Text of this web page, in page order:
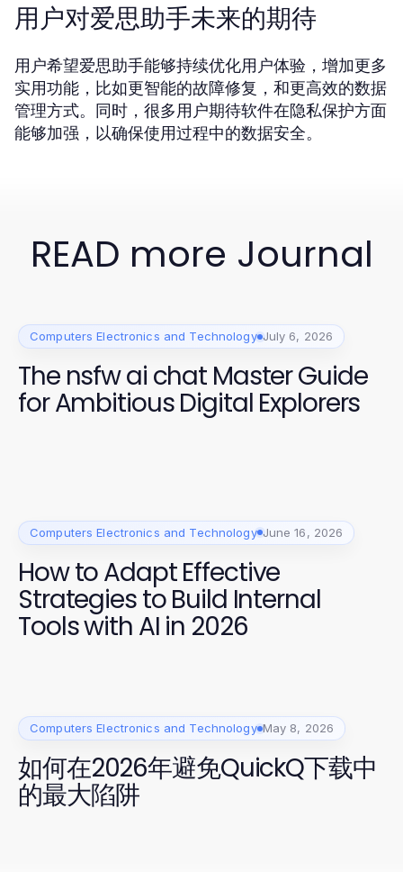
用户对爱思助手未来的期待
用户希望爱思助手能够持续优化用户体验，增加更多
实用功能，比如更智能的故障修复，和更高效的数据
管理方式。同时，很多用户期待软件在隐私保护方面
能够加强，以确保使用过程中的数据安全。
READ more Journal
Computers Electronics and Technology July 6, 2026
The nsfw ai chat Master Guide
for Ambitious Digital Explorers
Computers Electronics and Technology June 16, 2026
How to Adapt Effective
Strategies to Build Internal
Tools with AI in 2026
Computers Electronics and Technology May 8, 2026
如何在2026年避免QuickQ下载中
的最大陷阱